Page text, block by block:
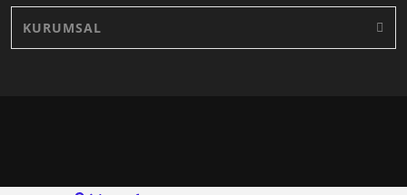
KURUMSAL